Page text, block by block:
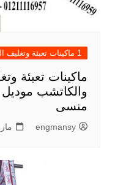
1 ماكينات تعبئة وتغليف السوائل فى اكياس
ماكينات تعبئة
منسى
engmansy مارس